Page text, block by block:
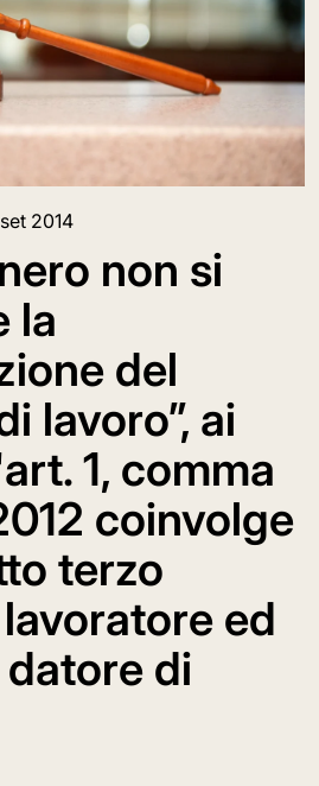
2014
non si
la
del
lavoro”, ai
1, comma
coinvolge
terzo
ed
di